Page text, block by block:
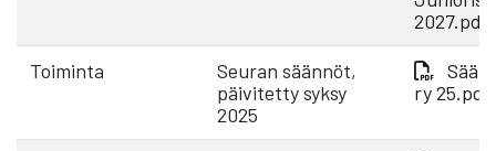
2027.pdf
Toiminta
Seuran säännöt,
päivitetty syksy
2025
ry 25.pdf